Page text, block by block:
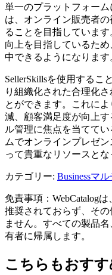
単一のプラットフォーム
は、オンライン販売者
ることを目指していま
向上を目指しているた
中できるようになります
SellerSkillsを使用するこ
り組織化された合理化
とができます。これに
減、顧客満足度が向上
ル管理に焦点を当てて
ムでオンラインプレゼ
って貴重なリソースとな
カテゴリー: Businessマル
免責事項：WebCatalog
推奨されておらず、そ
ません。すべての製品
有者に帰属します。
こちらもおすす